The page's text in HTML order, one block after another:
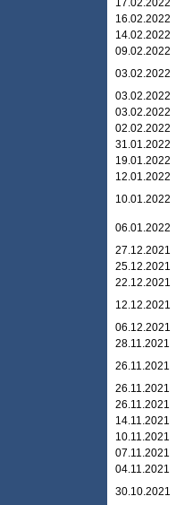
17.02.2022
16.02.2022
14.02.2022
09.02.2022
03.02.2022
03.02.2022
03.02.2022
02.02.2022
31.01.2022
19.01.2022
12.01.2022
10.01.2022
06.01.2022
27.12.2021
25.12.2021
22.12.2021
12.12.2021
06.12.2021
28.11.2021
26.11.2021
26.11.2021
26.11.2021
14.11.2021
10.11.2021
07.11.2021
04.11.2021
30.10.2021